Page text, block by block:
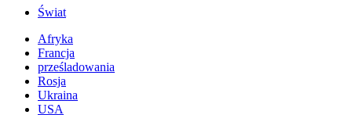
Świat
Afryka
Francja
prześladowania
Rosja
Ukraina
USA